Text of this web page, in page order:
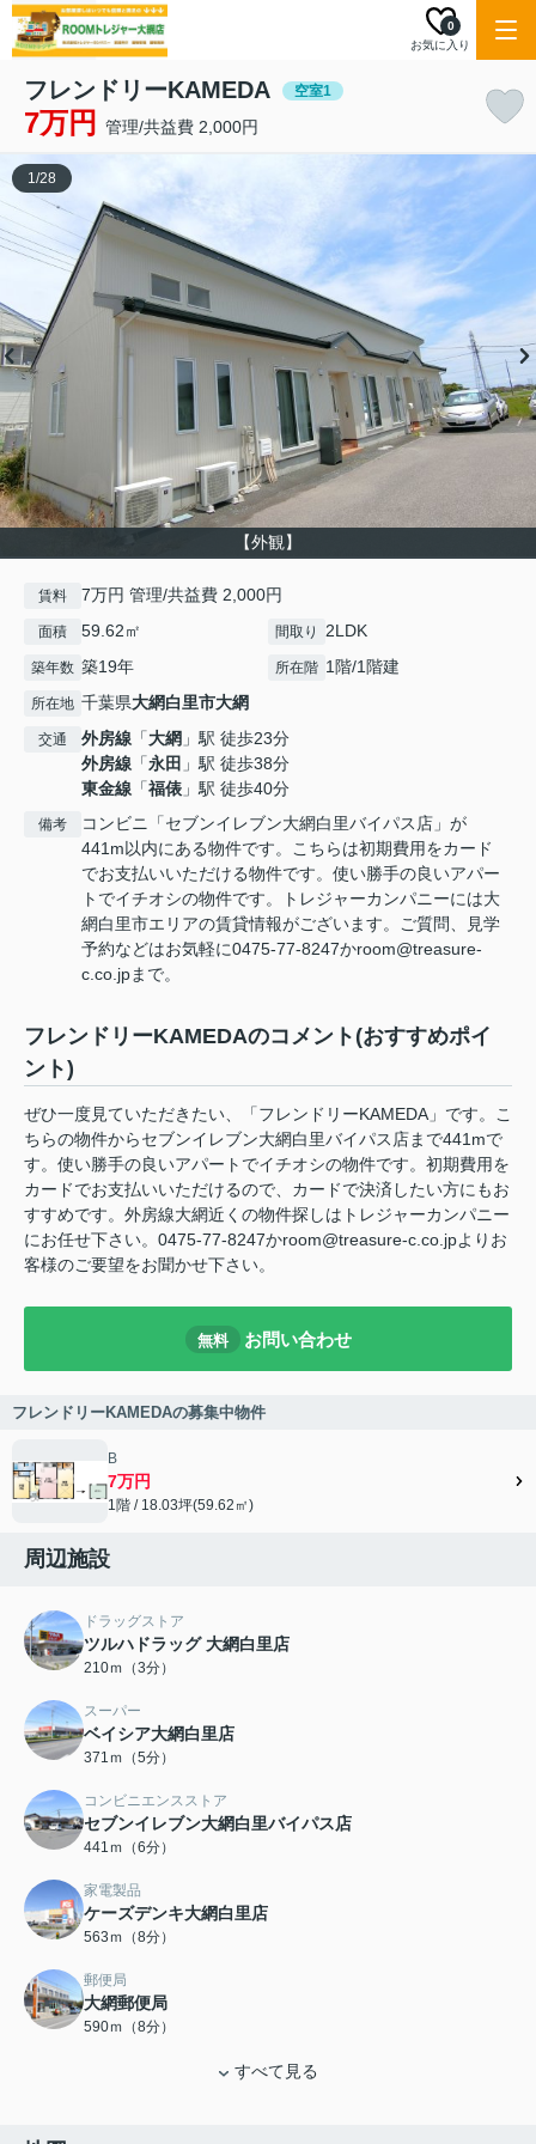
お気に入り
0
フレンドリーKAMEDA 空室1
7万円 管理/共益費 2,000円
【外観】
1/28
賃料 7万円 管理/共益費 2,000円
面積 59.62㎡ 間取り 2LDK
築年数 築19年 所在階 1階/1階建
所在地 千葉県大網白里市大網
交通 外房線 「大網 」駅 徒歩23分
外房線 「永田 」駅 徒歩38分
東金線 「福俵 」駅 徒歩40分
備考
コンビニ「セブンイレブン大網白里バイパス店」が
441m以内にある物件です。こちらは初期費用をカード
でお支払いいただける物件です。使い勝手の良いアパー
トでイチオシの物件です。トレジャーカンパニーには大
網白里市エリアの賃貸情報がございます。ご質問、見学
予約などはお気軽に0475-77-8247かroom@treasure-
c.co.jpまで。
フレンドリーKAMEDAのコメント(おすすめポイ
ント)
ぜひ一度見ていただきたい、「フレンドリーKAMEDA」です。こ
ちらの物件からセブンイレブン大網白里バイパス店まで441mで
す。使い勝手の良いアパートでイチオシの物件です。初期費用を
カードでお支払いいただけるので、カードで決済したい方にもお
すすめです。外房線大網近くの物件探しはトレジャーカンパニー
にお任せ下さい。0475-77-8247かroom@treasure-c.co.jpよりお
客様のご要望をお聞かせ下さい。
無料 お問い合わせ
フレンドリーKAMEDAの募集中物件
B
7万円
1階 / 18.03坪(59.62㎡)
周辺施設
ドラッグストア
ツルハドラッグ 大網白里店
210ｍ（3分）
スーパー
ベイシア大網白里店
371ｍ（5分）
コンビニエンスストア
セブンイレブン大網白里バイパス店
441ｍ（6分）
家電製品
ケーズデンキ大網白里店
563ｍ（8分）
郵便局
大網郵便局
590ｍ（8分）
すべて見る